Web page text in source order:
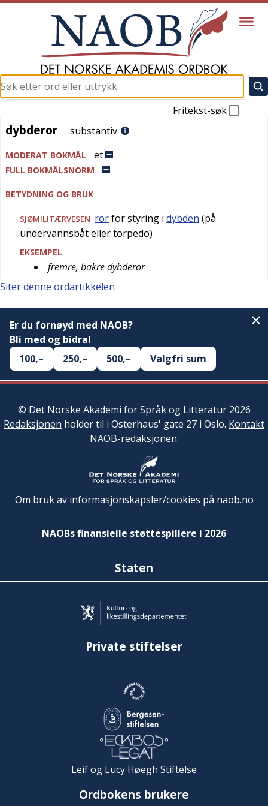
Fritekst-søk
dybderor
dybderor substantiv
MODERAT BOKMÅL et
FULL BOKMÅLSNORM
BETYDNING OG BRUK
SJØMILITÆRVESEN rorfor styring i dybden (på
undervannsbåt eller torpedo)
EKSEMPEL
fremre, bakre dybderor
Siter denne ordartikkelen
Er du fornøyd med NAOB?
Bli med og bidra!
100,–
250,– 500,– Valgfri sum
© Det Norske Akademi for Språk og Litteratur2026
Redaksjonen holder til i Osterhaus' gate 27 i Oslo. Kontakt
NAOB-redaksjonen.
Om bruk av informasjonskapsler/cookies på naob.no
NAOBs finansielle støttespillere i 2026
Staten
Private stiftelser
Leif og Lucy Høegh Stiftelse
Ordbokens brukere